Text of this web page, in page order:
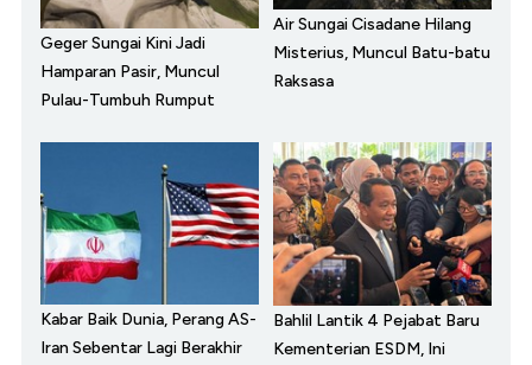
Geger Sungai Kini Jadi
Hamparan Pasir, Muncul
Pulau-Tumbuh Rumput
Air Sungai Cisadane Hilang
Misterius, Muncul Batu-batu
Raksasa
Kabar Baik Dunia, Perang AS-
Iran Sebentar Lagi Berakhir
Bahlil Lantik 4 Pejabat Baru
Kementerian ESDM, Ini